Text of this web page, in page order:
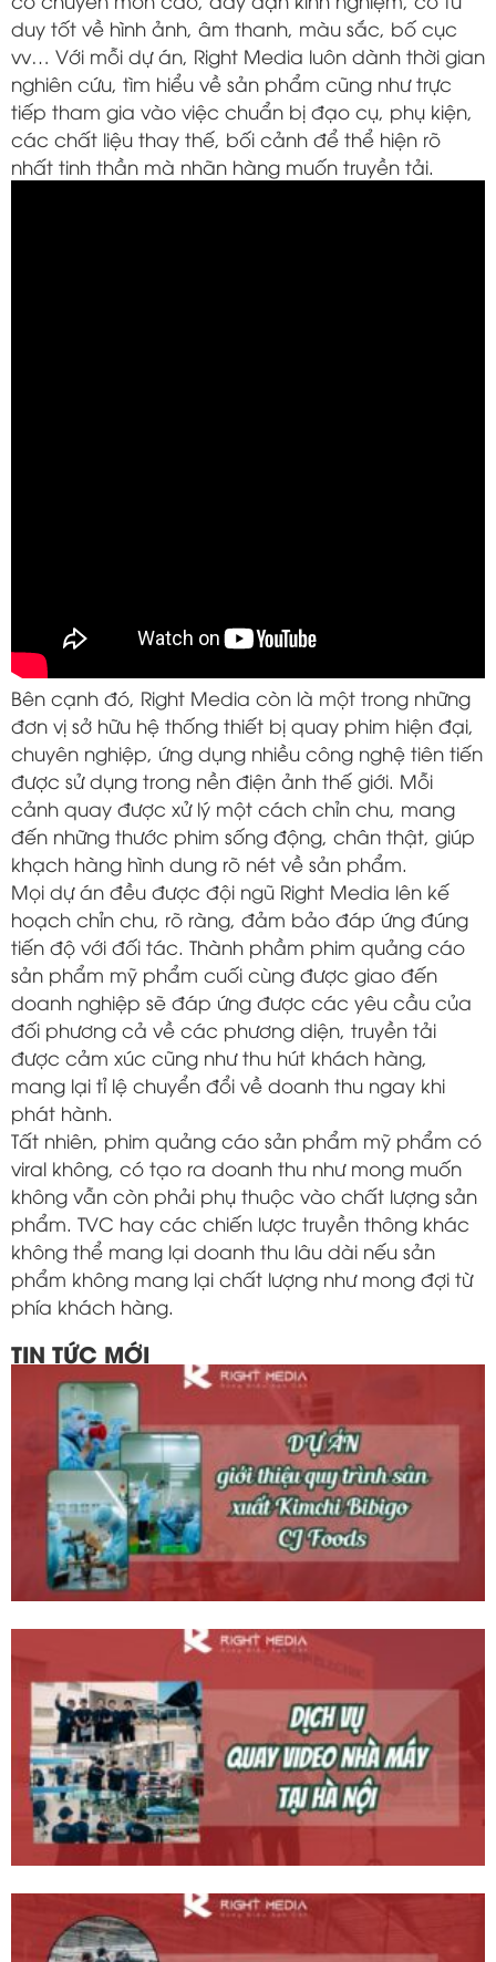
duy tốt về hình ảnh, âm thanh, màu sắc, bố cục
vv… Với mỗi dự án, Right Media luôn dành thời gian
nghiên cứu, tìm hiểu về sản phẩm cũng như trực
tiếp tham gia vào việc chuẩn bị đạo cụ, phụ kiện,
các chất liệu thay thế, bối cảnh để thể hiện rõ
nhất tinh thần mà nhãn hàng muốn truyền tải.
Bên cạnh đó, Right Media còn là một trong những
đơn vị sở hữu hệ thống thiết bị quay phim hiện đại,
chuyên nghiệp, ứng dụng nhiều công nghệ tiên tiến
được sử dụng trong nền điện ảnh thế giới. Mỗi
cảnh quay được xử lý một cách chỉn chu, mang
đến những thước phim sống động, chân thật, giúp
khạch hàng hình dung rõ nét về sản phẩm.
Mọi dự án đều được đội ngũ Right Media lên kế
hoạch chỉn chu, rõ ràng, đảm bảo đáp ứng đúng
tiến độ với đối tác. Thành phầm phim quảng cáo
sản phẩm mỹ phẩm cuối cùng được giao đến
doanh nghiệp sẽ đáp ứng được các yêu cầu của
đối phương cả về các phương diện, truyền tải
được cảm xúc cũng như thu hút khách hàng,
mang lại tỉ lệ chuyển đổi về doanh thu ngay khi
phát hành.
Tất nhiên, phim quảng cáo sản phẩm mỹ phẩm có
viral không, có tạo ra doanh thu như mong muốn
không vẫn còn phải phụ thuộc vào chất lượng sản
phẩm. TVC hay các chiến lược truyền thông khác
không thể mang lại doanh thu lâu dài nếu sản
phẩm không mang lại chất lượng như mong đợi từ
phía khách hàng.
TIN TỨC MỚI